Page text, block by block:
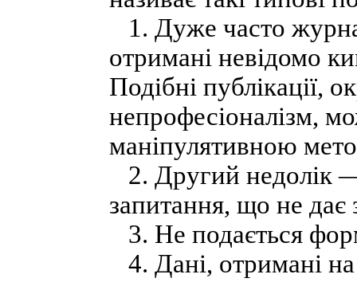
1. Дуже часто
отримані невідомо
Подібні публікації,
непрофесіоналізм,
маніпулятивною
2. Другий недолік
запитання, що не дає
3. Не подається
4. Дані, отримані